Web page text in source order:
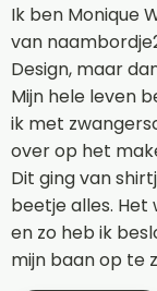
Ik ben Monique
van
Design, maar
Mijn hele leven
ik met
over op het
Dit ging van
beetje alles.
en zo heb ik
mijn baan op te